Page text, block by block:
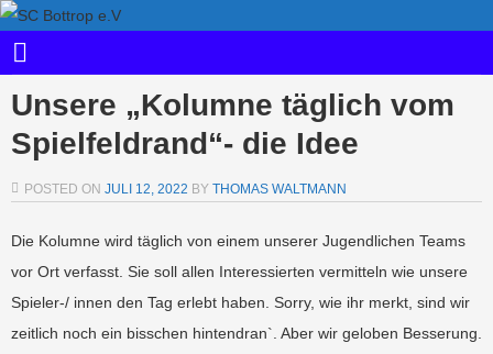
Unsere „Kolumne täglich vom
Spielfeldrand“- die Idee
POSTED ON JULI 12, 2022 BY THOMAS WALTMANN
Die Kolumne wird täglich von einem unserer Jugendlichen Teams
vor Ort verfasst. Sie soll allen Interessierten vermitteln wie unsere
Spieler-/ innen den Tag erlebt haben. Sorry, wie ihr merkt, sind wir
zeitlich noch ein bisschen hintendran`. Aber wir geloben Besserung.